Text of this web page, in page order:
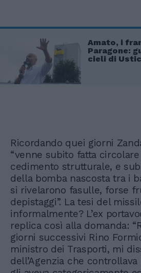
Amato, i
Paragone:
cieli di
Ricordando quei giorni
“venne subito fatta
cedimento strutturale, e
della bomba nascosta tra i
si rivelarono fasulle, forse
depistaggi”. La tesi del
informalmente? L’ex
replica così alla domanda:
giorni successivi Rino
ministro dei Trasporti, mi
dell’Agenzia che controllava